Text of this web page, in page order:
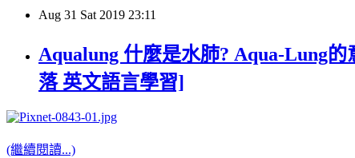
Aug 31 Sat 2019 23:11
Aqualung 什麼是水肺? Aqua-Lung
落 英文語言學習]
(繼續閱讀...)